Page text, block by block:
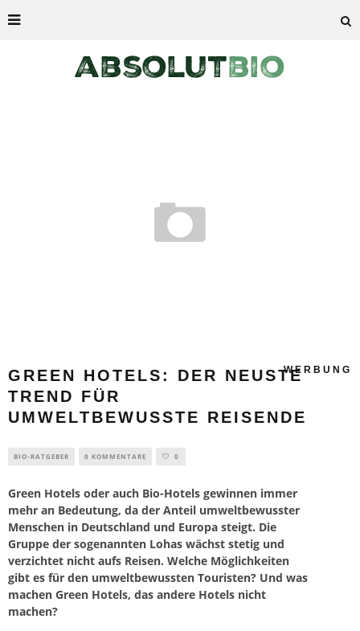
GREEN HOTELS: DER NEUSTE
TREND FÜR
UMWELTBEWUSSTE REISENDE
WERBUNG
BIO-RATGEBER 0 KOMMENTARE 0
Green Hotels oder auch Bio-Hotels gewinnen immer
mehr an Bedeutung, da der Anteil umweltbewusster
Menschen in Deutschland und Europa steigt. Die
Gruppe der sogenannten Lohas wächst stetig und
verzichtet nicht aufs Reisen. Welche Möglichkeiten
gibt es für den umweltbewussten Touristen? Und was
machen Green Hotels, das andere Hotels nicht
machen?